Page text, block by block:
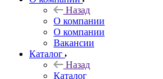
Назад
О компании
О компании
Вакансии
Каталог
Назад
Каталог